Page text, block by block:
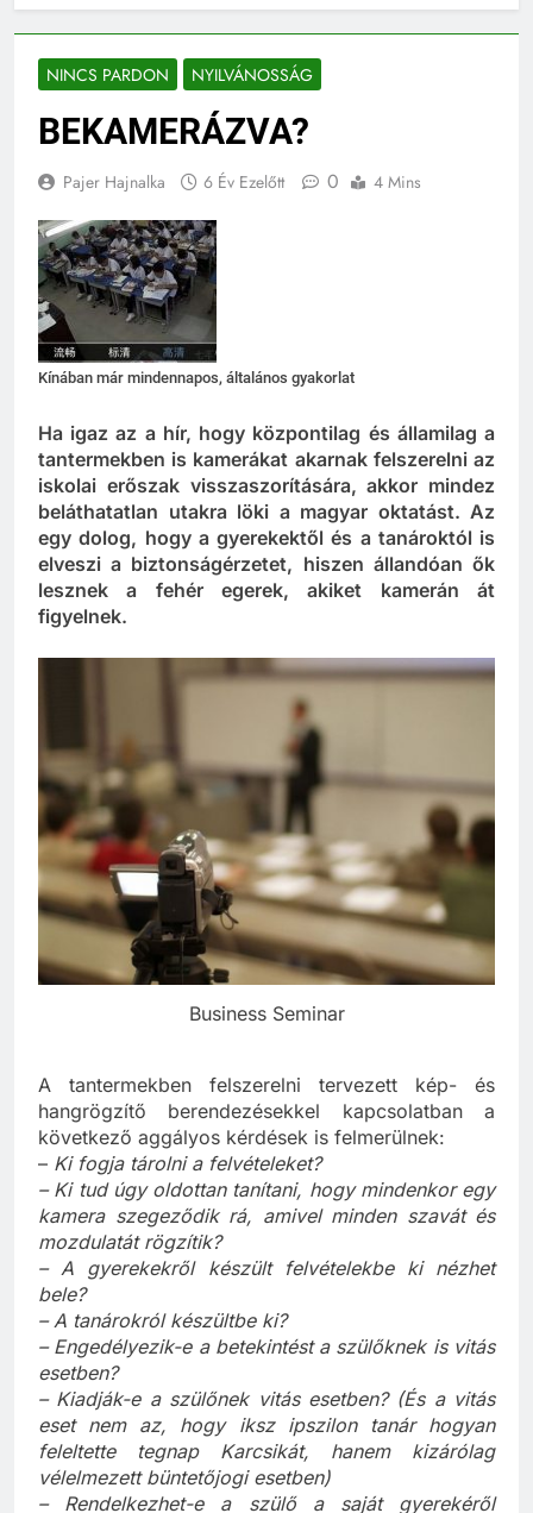
NINCS PARDON NYILVÁNOSSÁG
BEKAMERÁZVA?
Ha igaz az a hír, hogy központilag és államilag a
tantermekben is kamerákat akarnak felszerelni az
iskolai erőszak visszaszorítására, akkor mindez
beláthatatlan utakra löki a magyar oktatást. Az
egy dolog, hogy a gyerekektől és a tanároktól is
elveszi a biztonságérzetet, hiszen állandóan ők
lesznek a fehér egerek, akiket kamerán át
A tantermekben felszerelni tervezett kép- és
hangrögzítő berendezésekkel kapcsolatban a
következő aggályos kérdések is felmerülnek:
–Ki fogja tárolni a felvételeket?
– Ki tud úgy oldottan tanítani, hogy mindenkor egy
kamera szegeződik rá, amivel minden szavát és
mozdulatát rögzítik?
– A gyerekekről készült felvételekbe ki nézhet
bele?
– A tanárokról készültbe ki?
– Engedélyezik-e a betekintést a szülőknek is vitás
esetben?
– Kiadják-e a szülőnek vitás esetben? (És a vitás
eset nem az, hogy iksz ipszilon tanár hogyan
feleltette tegnap Karcsikát, hanem kizárólag
vélelmezett büntetőjogi esetben)